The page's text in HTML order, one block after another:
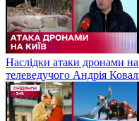
Наслідки атаки дронами
телеведучого Андрія